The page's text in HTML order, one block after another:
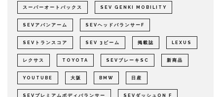
スーパーオートバックス SEV GENKI MOBILITY
SEVアバンアーム SEVヘッドバランサーF
SEVトランスコア SEV 3ビーム 掲載誌 LEXUS
レクサス TOYOTA SEVブレーキSC 新商品
YOUTUBE 大阪 BMW 日産
SEVプレミアムボディバランサー SEVダッシュON F